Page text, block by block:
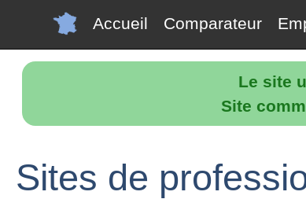
Le site
Site
Accueil Comparateur
Sites de